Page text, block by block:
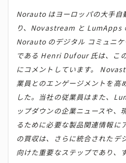
Norauto はヨーロッパの大手自
り、Novastream と LumApps
Norauto のデジタル コミュニ
である Henri Dufour 氏は、こ
にコメントしています。
業員とのエンゲージメントを高
した。当社の従業員はまた、
ップダウンの企業ニュースや、
るために必要な製品関連情報に
の買収は、さらに統合されたデ
向けた重要なステップであり、